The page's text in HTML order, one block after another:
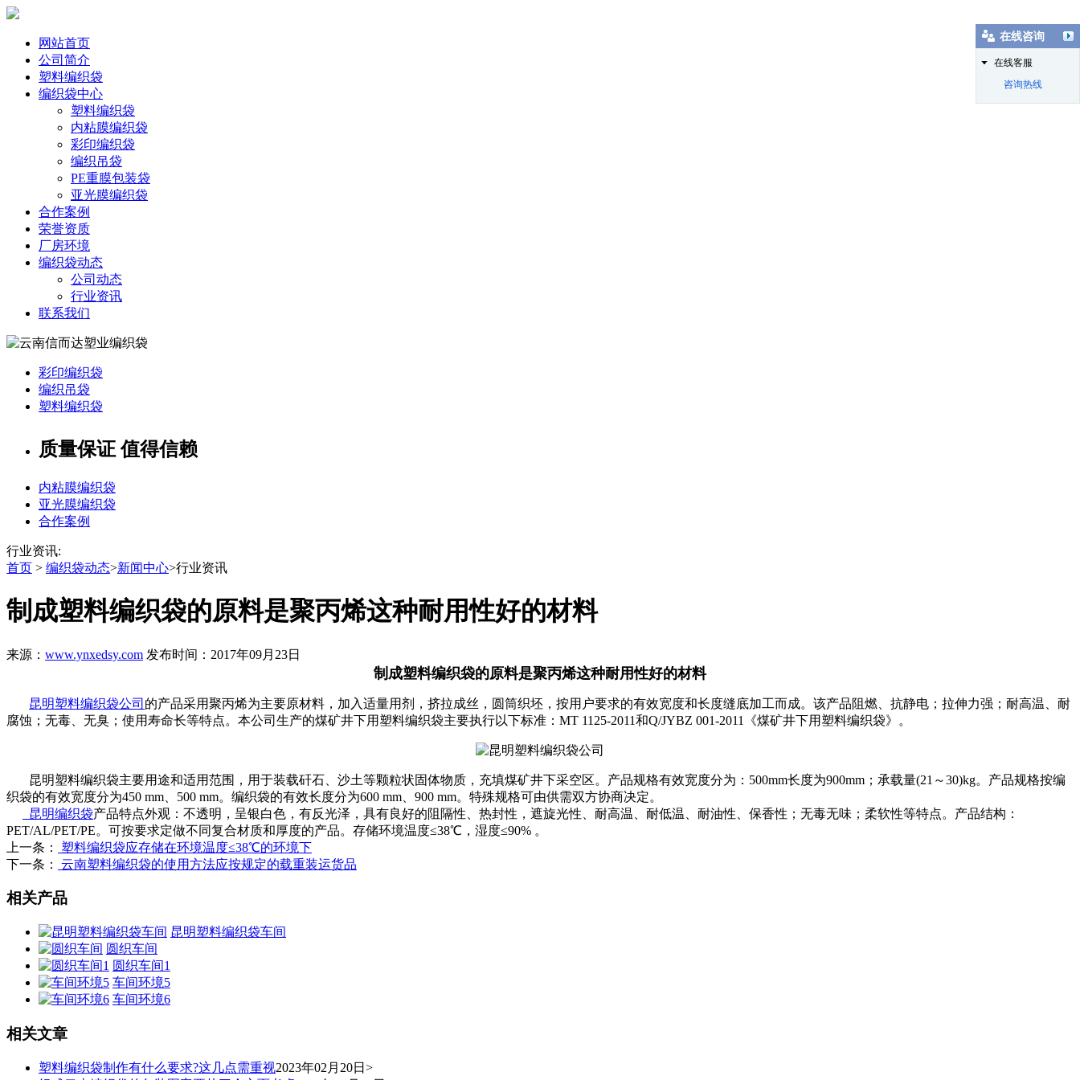
网站首页
公司简介
塑料编织袋
编织袋中心
塑料编织袋
内粘膜编织袋
彩印编织袋
编织吊袋
PE重膜包装袋
亚光膜编织袋
合作案例
荣誉资质
厂房环境
编织袋动态
公司动态
行业资讯
联系我们
彩印编织袋
编织吊袋
塑料编织袋
质量保证 值得信赖
内粘膜编织袋
亚光膜编织袋
合作案例
行业资讯:
首页 > 编织袋动态>新闻中心>行业资讯
制成塑料编织袋的原料是聚丙烯这种耐用性好的材料
来源： www.ynxedsy.com 发布时间：2017年09月23日
制成塑料编织袋的原料是聚丙烯这种耐用性好的材料
昆明塑料编织袋公司 的产品采用聚丙烯为主要原材料，加入适量用剂，挤拉成丝，圆筒织坯，按用户要求的有效宽度和长度缝底加工而成。该产品阻燃、抗静电；拉伸力强；耐高温、耐
腐蚀；无毒、无臭；使用寿命长等特点。本公司生产的煤矿井下用塑料编织袋主要执行以下标准：MT 1125-2011和Q/JYBZ 001-2011《煤矿井下用塑料编织袋》。
昆明塑料编织袋主要用途和适用范围，用于装载矸石、沙土等颗粒状固体物质，充填煤矿井下采空区。产品规格有效宽度分为：500mm长度为900mm；承载量(21～30)kg。产品规格按编
织袋的有效宽度分为450 mm、500 mm。编织袋的有效长度分为600 mm、900 mm。特殊规格可由供需双方协商决定。
昆明编织袋产品特点外观：不透明，呈银白色，有反光泽，具有良好的阻隔性、热封性，遮旋光性、耐高温、耐低温、耐油性、保香性；无毒无味；柔软性等特点。产品结构：
PET/AL/PET/PE。可按要求定做不同复合材质和厚度的产品。存储环境温度≤38℃，湿度≤90% 。
上一条：
塑料编织袋应存储在环境温度≤38℃的环境下
下一条：
云南塑料编织袋的使用方法应按规定的载重装运货品
相关产品
昆明塑料编织袋车间
圆织车间
圆织车间1
车间环境5
车间环境6
相关文章
塑料编织袋制作有什么要求?这几点需重视2023年02月20日>
在线咨询
在线客服
咨询热线